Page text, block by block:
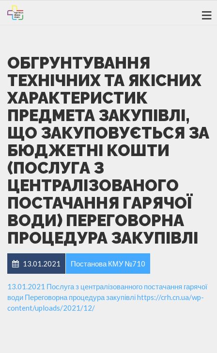
ОБГРУНТУВАННЯ
ТЕХНІЧНИХ ТА ЯКІСНИХ
ХАРАКТЕРИСТИК
ПРЕДМЕТА ЗАКУПІВЛІ,
ЩО ЗАКУПОВУЄТЬСЯ ЗА
БЮДЖЕТНІ КОШТИ
(ПОСЛУГА З
ЦЕНТРАЛІЗОВАНОГО
ПОСТАЧАННЯ ГАРЯЧОЇ
ВОДИ) ПЕРЕГОВОРНА
ПРОЦЕДУРА ЗАКУПІВЛІ
13.01.2021 Постанова КМУ №710
13.01.2021 Послуга з централізованного постачання гарячої
води Переговорна процедура закупівліhttps://crh.cn.ua/wp-
content/uploads/2021/12/